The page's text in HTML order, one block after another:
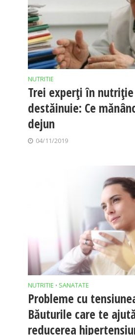
NUTRITIE
Trei experți în
destăinuie: Ce
dejun
04/11/2019
NUTRITIE • SANATATE
Probleme cu
Băuturile care te
reducerea